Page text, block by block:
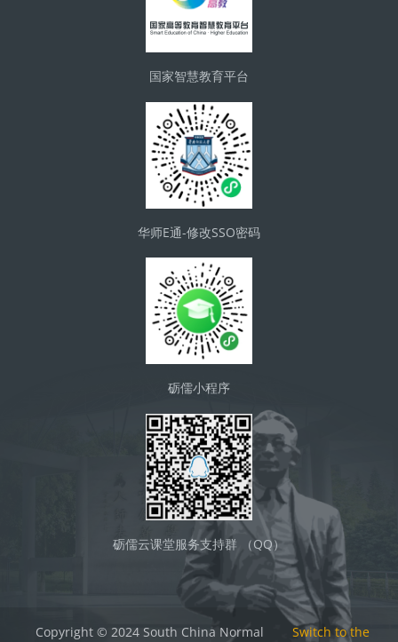
国家智慧教育平台
华师E通-修改SSO密码
砺儒小程序
砺儒云课堂服务支持群 （QQ）
Copyright © 2024 South China Normal Switch to the